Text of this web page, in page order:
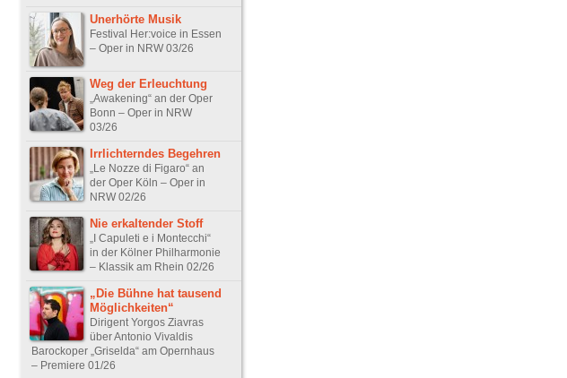
Unerhörte Musik
Festival Her:voice in Essen
– Oper in NRW 03/26
Weg der Erleuchtung
„Awakening“ an der Oper
Bonn – Oper in NRW
03/26
Irrlichterndes Begehren
„Le Nozze di Figaro“ an
der Oper Köln – Oper in
NRW 02/26
Nie erkaltender Stoff
„I Capuleti e i Montecchi“
in der Kölner Philharmonie
– Klassik am Rhein 02/26
„Die Bühne hat tausend
Möglichkeiten“
Dirigent Yorgos Ziavras
über Antonio Vivaldis
Barockoper „Griselda“ am Opernhaus
– Premiere 01/26